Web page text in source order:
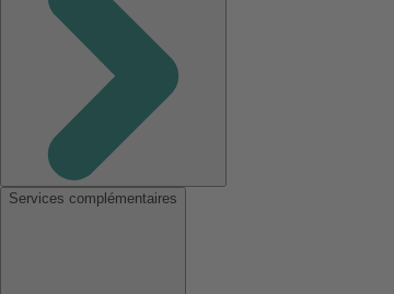
Services complémentaires